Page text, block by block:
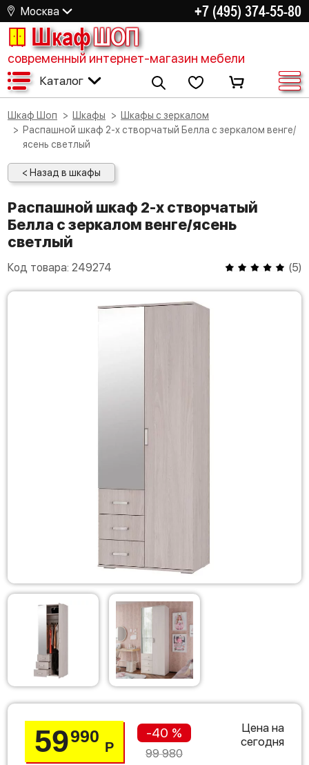
Москва +7 (495) 374-55-80
ШкафШОП
современный интернет-магазин мебели
Каталог
Шкаф Шоп Шкафы
Шкафы с зеркалом
Распашной шкаф 2-х створчатый Белла с зеркалом венге/
ясень светлый
< Назад в шкафы
Распашной шкаф 2-х створчатый
Белла с зеркалом венге/ясень
светлый
Код товара: 249274 (5)
59990
Р
-40 %
99 980
Цена на
сегодня